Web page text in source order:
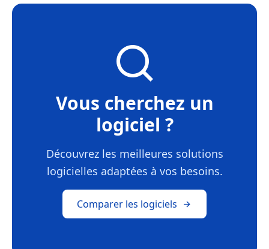
Vous cherchez un
logiciel ?
Découvrez les meilleures solutions
logicielles adaptées à vos besoins.
Comparer les logiciels